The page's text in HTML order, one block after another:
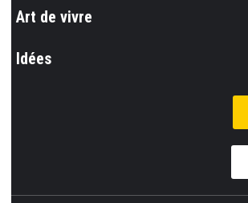
Art de vivre
Idées